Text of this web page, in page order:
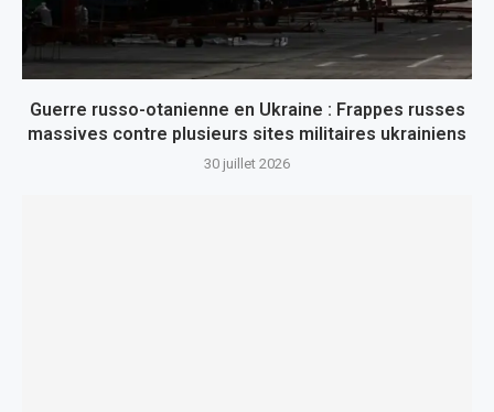
Guerre russo-otanienne en Ukraine : Frappes russes
massives contre plusieurs sites militaires ukrainiens
30 juillet 2026